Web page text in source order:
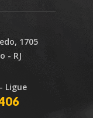
1705
- RJ
Ligue